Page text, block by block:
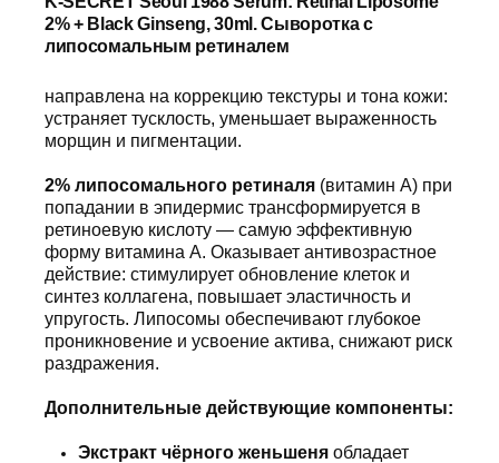
2% + Black Ginseng, 30ml.Сыворотка с
липосомальным ретиналем
направлена на коррекцию текстуры и тона кожи:
устраняет тусклость, уменьшает выраженность
морщин и пигментации.
2% липосомального ретиналя (витамин A) при
попадании в эпидермис трансформируется в
ретиноевую кислоту — самую эффективную
форму витамина A. Оказывает антивозрастное
действие: стимулирует обновление клеток и
синтез коллагена, повышает эластичность и
упругость. Липосомы обеспечивают глубокое
проникновение и усвоение актива, снижают риск
раздражения.
Дополнительные действующие компоненты:
Экстракт чёрного женьшеня обладает